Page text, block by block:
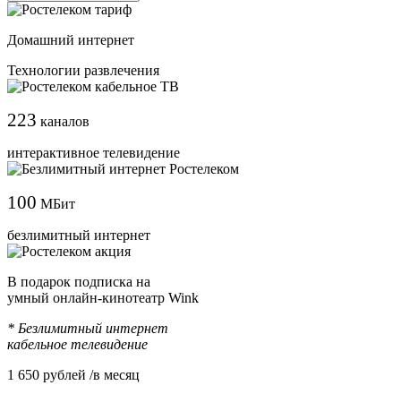
Домашний интернет
Технологии развлечения
223 каналов
интерактивное телевидение
100 МБит
безлимитный интернет
В подарок подписка на
умный онлайн-кинотеатр Wink
* Безлимитный интернет
кабельное телевидение
1 650 рублей /в месяц